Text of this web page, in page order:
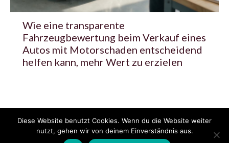
Wie eine transparente
Fahrzeugbewertung beim Verkauf eines
Autos mit Motorschaden entscheidend
helfen kann, mehr Wert zu erzielen
© 2020 - 2025 Copyright - KFZzeitung.com
Diese Website benutzt Cookies. Wenn du die Website weiter
nutzt, gehen wir von deinem Einverständnis aus.